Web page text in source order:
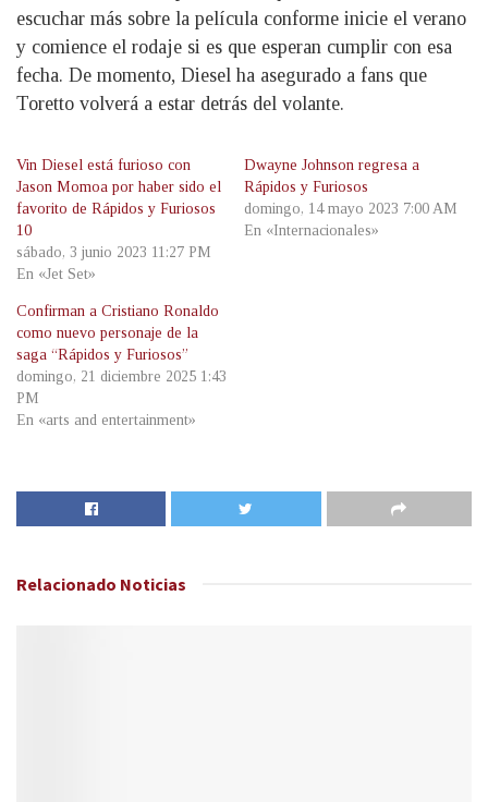
escuchar más sobre la película conforme inicie el verano
y comience el rodaje si es que esperan cumplir con esa
fecha. De momento, Diesel ha asegurado a fans que
Toretto volverá a estar detrás del volante.
Vin Diesel está furioso con
Jason Momoa por haber sido el
favorito de Rápidos y Furiosos
10
sábado, 3 junio 2023 11:27 PM
En «Jet Set»
Dwayne Johnson regresa a
Rápidos y Furiosos
domingo, 14 mayo 2023 7:00 AM
En «Internacionales»
Confirman a Cristiano Ronaldo
como nuevo personaje de la
saga “Rápidos y Furiosos”
domingo, 21 diciembre 2025 1:43
PM
En «arts and entertainment»
Relacionado Noticias